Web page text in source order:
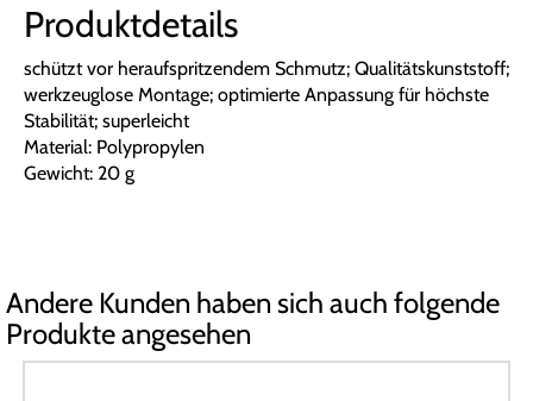
Produktdetails
schützt vor heraufspritzendem Schmutz; Qualitätskunststoff;
werkzeuglose Montage; optimierte Anpassung für höchste
Stabilität; superleicht
Material: Polypropylen
Gewicht: 20 g
Andere Kunden haben sich auch folgende
Produkte angesehen